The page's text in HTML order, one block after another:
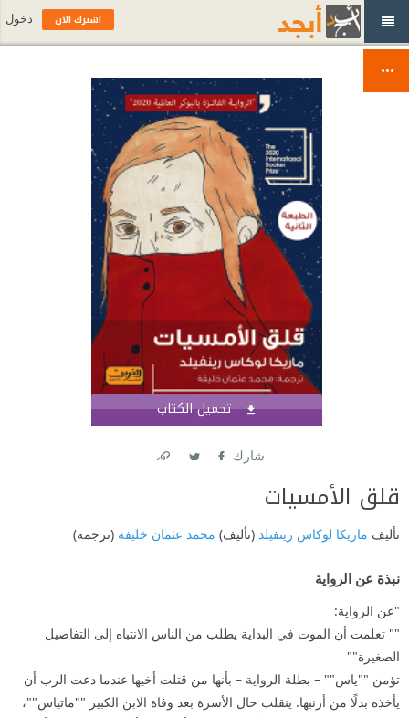
تحميل الكتاب
شارك
قلق الأمسيات
تأليف ماريكا لوكاس رينفيلد (تأليف) محمد عثمان خليفة (ترجمة)
نبذة عن الرواية
"عن الرواية:
"" تعلمت أن الموت في البداية يطلب من الناس الانتباه إلى التفاصيل
الصغيرة""
تؤمن ""ياس"" – بطلة الرواية – بأنها من قتلت أخيها عندما دعت الرب أن
يأخذه بدلًا من أرنبها. ينقلب حال الأسرة بعد وفاة الابن الكبير ""ماتياس""،
اشترك الآن دخول